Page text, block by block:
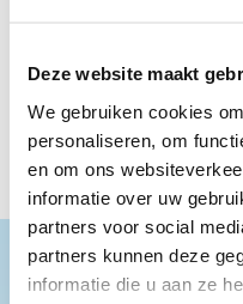
Deze website maakt
We gebruiken cookies
personaliseren, om
en om ons
informatie over uw
partners voor social
partners kunnen deze
informatie die u aan ze
Geen producten
BLIJF OP DE